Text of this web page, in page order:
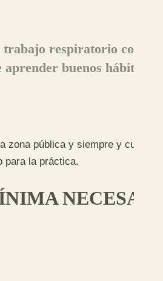
trabajo respiratorio con
aprender buenos hábitos
zona pública y siempre y
para la práctica.